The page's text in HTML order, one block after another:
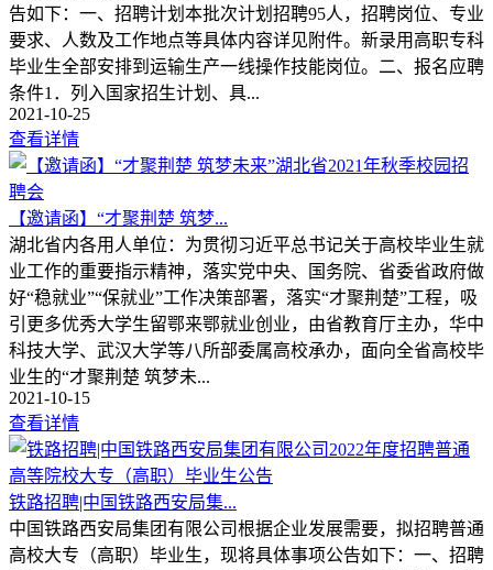
告如下：一、招聘计划本批次计划招聘95人，招聘岗位、专业
要求、人数及工作地点等具体内容详见附件。新录用高职专科
毕业生全部安排到运输生产一线操作技能岗位。二、报名应聘
条件1．列入国家招生计划、具...
2021-10-25
查看详情
【邀请函】“才聚荆楚 筑梦...
湖北省内各用人单位：为贯彻习近平总书记关于高校毕业生就
业工作的重要指示精神，落实党中央、国务院、省委省政府做
好“稳就业”“保就业”工作决策部署，落实“才聚荆楚”工程，吸
引更多优秀大学生留鄂来鄂就业创业，由省教育厅主办，华中
科技大学、武汉大学等八所部委属高校承办，面向全省高校毕
业生的“才聚荆楚 筑梦未...
2021-10-15
查看详情
铁路招聘|中国铁路西安局集...
中国铁路西安局集团有限公司根据企业发展需要，拟招聘普通
高校大专（高职）毕业生，现将具体事项公告如下：一、招聘